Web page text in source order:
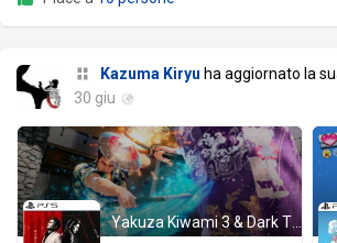
Kazuma Kiryu ha aggiornato la
30 giu
Yakuza Kiwami 3 & Dark Ties